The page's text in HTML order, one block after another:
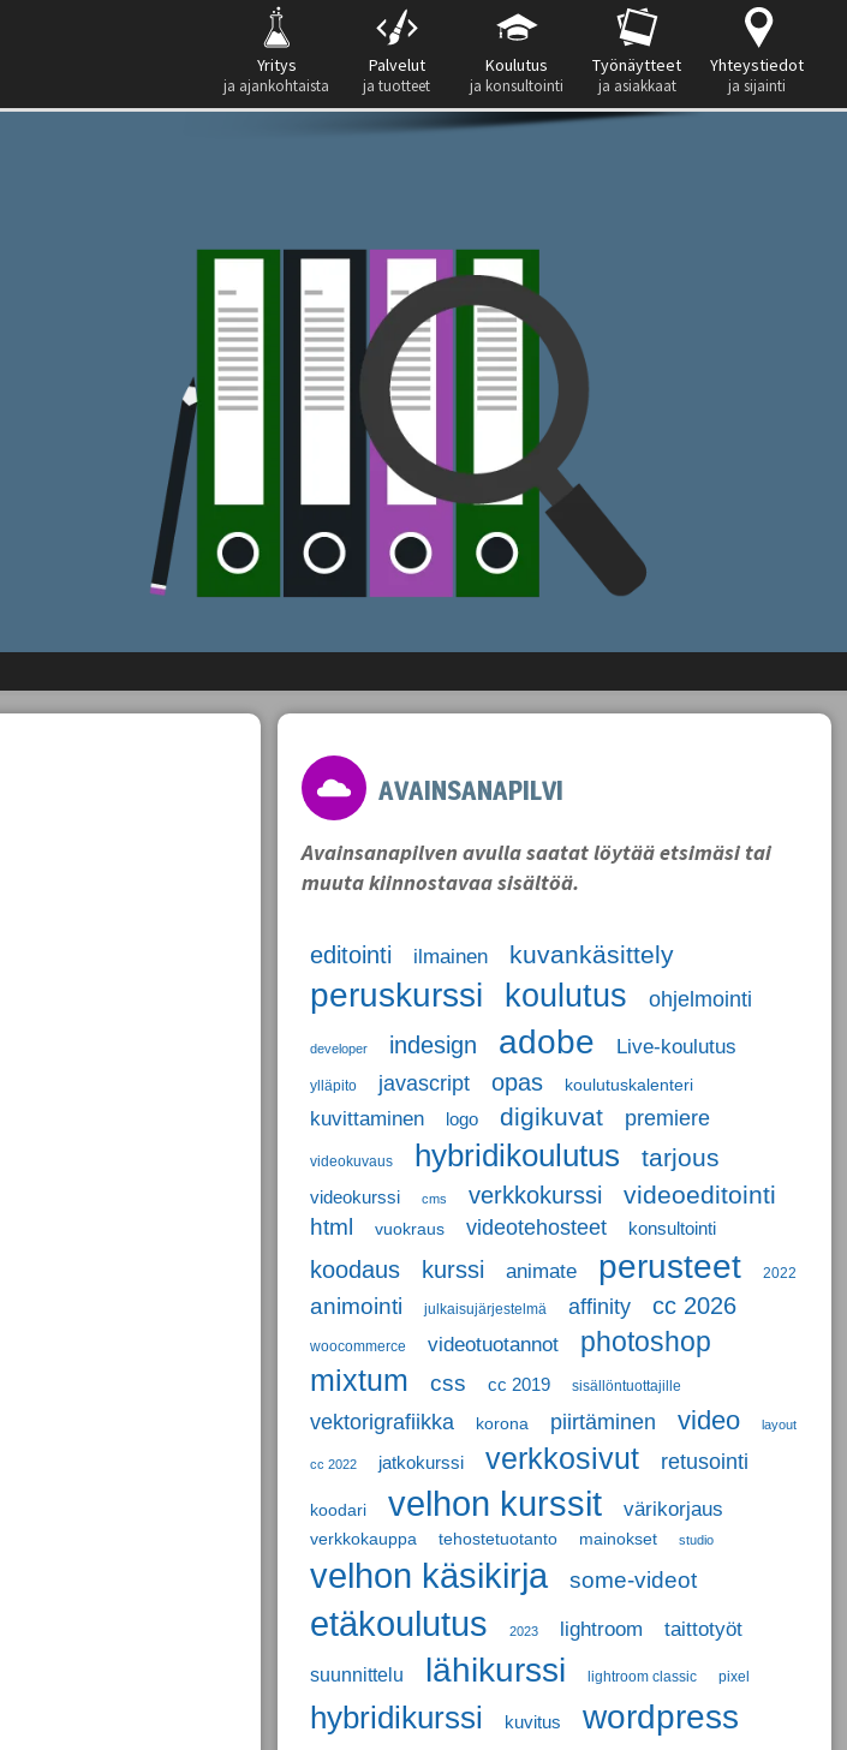
Yritys
ja ajankohtaista
Palvelut
ja tuotteet
Koulutus
ja konsultointi
Työnäytteet
ja asiakkaat
Yhteystiedot
ja sijainti
AVAINSANAPILVI
Avainsanapilven avulla saatat löytää etsimäsi tai
muuta kiinnostavaa sisältöä.
editointi ilmainen kuvankäsittely
peruskurssi koulutus ohjelmointi
developer indesign adobe Live-koulutus
ylläpito javascript opas koulutuskalenteri
kuvittaminen logo digikuvat premiere
videokuvaus hybridikoulutus tarjous
videokurssi cms verkkokurssi videoeditointi
html vuokraus videotehosteet konsultointi
koodaus kurssi animate perusteet 2022
animointi julkaisujärjestelmä affinity cc 2026
woocommerce videotuotannot photoshop
mixtum css cc 2019 sisällöntuottajille
vektorigrafiikka korona piirtäminen video layout
cc 2022 jatkokurssi verkkosivut retusointi
koodari velhon kurssit värikorjaus
verkkokauppa tehostetuotanto mainokset studio
velhon käsikirja some-videot
etäkoulutus 2023 lightroom taittotyöt
suunnittelu lähikurssi lightroom classic pixel
hybridikurssi kuvitus wordpress